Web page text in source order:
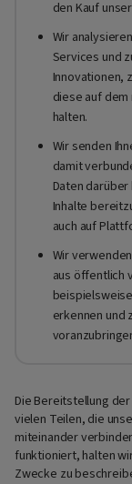
den Kauf
Wir
Services und
Innovationen,
diese auf
halten.
Wir senden
damit
Daten
Inhalte
auch auf
Wir
aus öffentlich
erkennen und
Die Bereitstellung
vielen Teilen, die
miteinander
funktioniert, halten
Zwecke zu